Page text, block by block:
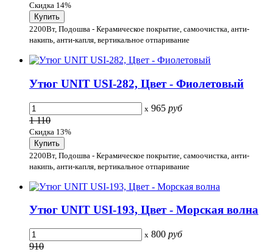
Скидка 14%
2200Вт, Подошва - Керамическое покрытие, самоочистка, анти-
накипь, анти-капля, вертикальное отпаривание
Утюг UNIT USI-282, Цвет - Фиолетовый
x 965 руб
1 110
Скидка 13%
2200Вт, Подошва - Керамическое покрытие, самоочистка, анти-
накипь, анти-капля, вертикальное отпаривание
Утюг UNIT USI-193, Цвет - Морская волна
x 800 руб
910